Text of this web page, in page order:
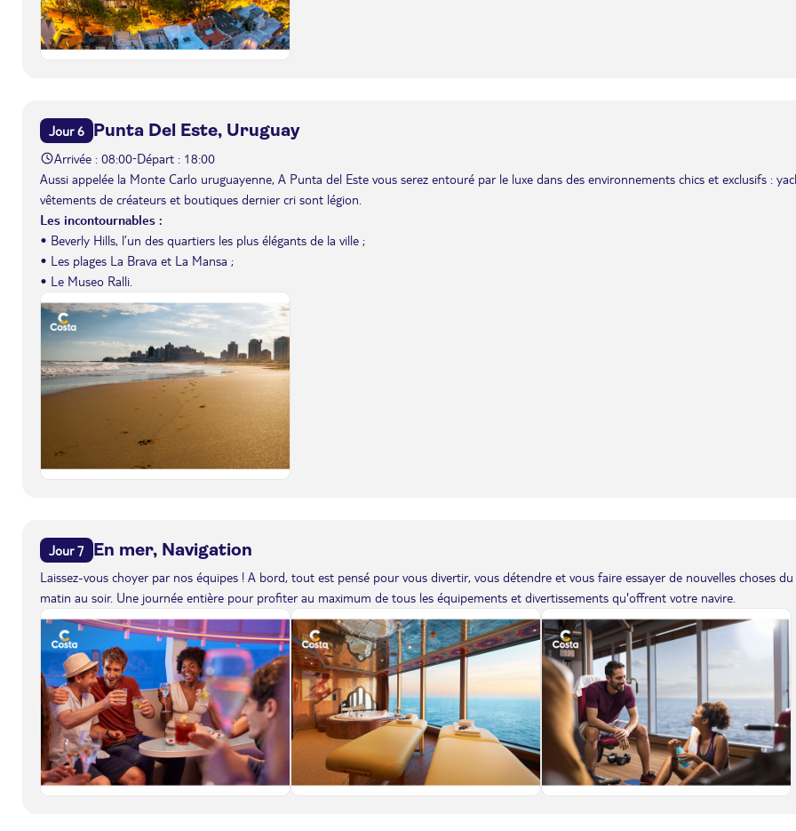
Jour 6 Punta Del Este, Uruguay
Arrivée : 08:00-Départ : 18:00
Aussi appelée la Monte Carlo uruguayenne, A Punta del Este vous serez entouré par le luxe dans des environnements chics et exclusifs :
vêtements de créateurs et boutiques dernier cri sont légion.
Les incontournables :
• Beverly Hills, l’un des quartiers les plus élégants de la ville ;
• Les plages La Brava et La Mansa ;
• Le Museo Ralli.
Jour 7 En mer, Navigation
Laissez-vous choyer par nos équipes ! A bord, tout est pensé pour vous divertir, vous détendre et vous faire essayer de nouvelles choses du
matin au soir. Une journée entière pour profiter au maximum de tous les équipements et divertissements qu'offrent votre navire.